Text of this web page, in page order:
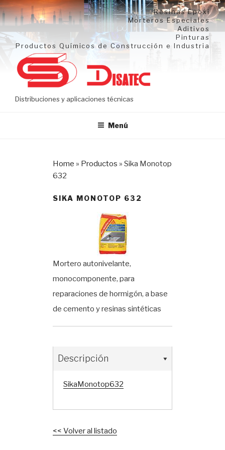
Ir
al
contenido
Resinas Epoxi
Morteros Especiales
Aditivos
Pinturas
Productos Químicos de Construcción e Industria
Distribuciones y aplicaciones técnicas
Menú
Home » Productos »Sika Monotop
632
SIKA MONOTOP 632
Mortero autonivelante,
monocomponente, para
reparaciones de hormigón, a base
de cemento y resinas sintéticas
Descripción
SikaMonotop632
<< Volver al listado